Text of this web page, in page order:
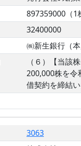
897359000（1
32400000
㈱新生銀行（
（６）【当該
200,000株を令
借契約を締結い
3063